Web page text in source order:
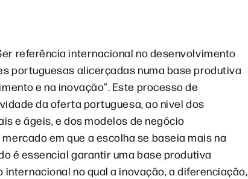
referência internacional no desenvolvimento
portuguesas alicerçadas numa base produtiva
e na inovação”. Este processo de
da oferta portuguesa, ao nível dos
e ágeis, e dos modelos de negócio
em que a escolha se baseia mais na
é essencial garantir uma base produtiva
no qual a inovação, a diferenciação,